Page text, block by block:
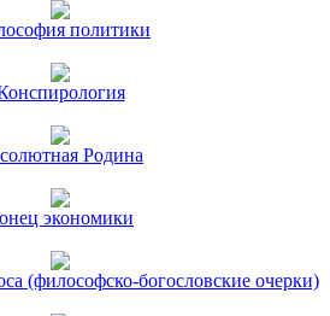
политики
Родина
экономики
(философско-богословские очерки)